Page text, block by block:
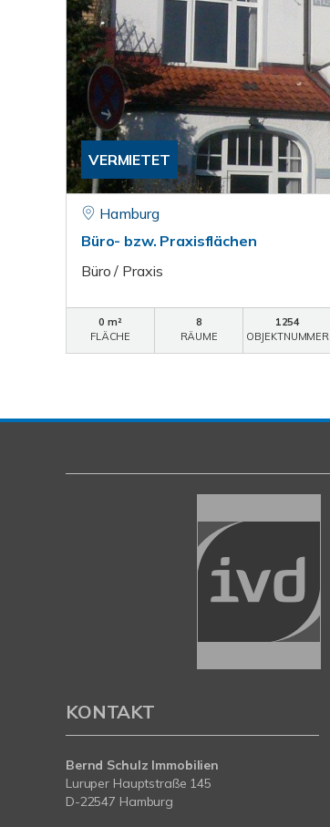
VERMIETET
Hamburg
Büro- bzw. Praxisflächen
Büro / Praxis
0 m²
FLÄCHE
8
RÄUME
1254
OBJEKTNUMMER
KONTAKT
Bernd Schulz Immobilien
Luruper Hauptstraße 145
D-22547 Hamburg